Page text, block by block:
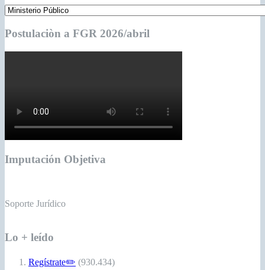
Postulaciòn a FGR 2026/abril
Imputación Objetiva
Soporte Jurídico
Lo + leído
Regístrate✏️ (930.434)